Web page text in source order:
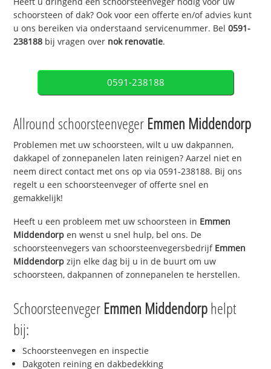
schoorsteen of dak? Ook voor een offerte en/of advies kunt
u ons bereiken via onderstaand servicenummer. Bel0591-
238188 bij vragen over nok renovatie.
0591-238188
Allround schoorsteenveger Emmen Middendorp
Problemen met uw schoorsteen, wilt u uw dakpannen,
dakkapel of zonnepanelen laten reinigen? Aarzel niet en
neem direct contact met ons op via 0591-238188. Bij ons
regelt u een schoorsteenveger of offerte snel en
gemakkelijk!
Heeft u een probleem met uw schoorsteen in Emmen
Middendorp en wenst u snel hulp, bel ons. De
schoorsteenvegers van schoorsteenvegersbedrijf Emmen
Middendorp zijn elke dag bij u in de buurt om uw
schoorsteen, dakpannen of zonnepanelen te herstellen.
Schoorsteenveger Emmen Middendorphelpt
bij:
Schoorsteenvegen en inspectie
Dakgoten reining en dakbedekking